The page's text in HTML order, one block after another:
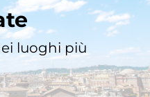
luoghi più